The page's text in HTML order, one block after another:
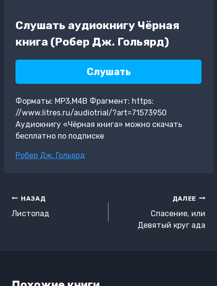
Слушать аудиокнигу Чёрная
книга (Робер Дж. Гольярд)
Слушать
Форматы: MP3,M4B Фрагмент: https:
//www.litres.ru/audiotrial/?art=71573950
Аудиокнигу «Чёрная книга» можно скачать
бесплатно по подписке
Метки
Робер Дж. Гольярд
Навигация
по
НАЗАД
Листопад
ДАЛЕЕ
Спасение, или
Девятый круг ада